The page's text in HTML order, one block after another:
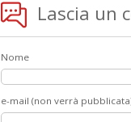
Lascia un
Nome
e-mail (non verrà